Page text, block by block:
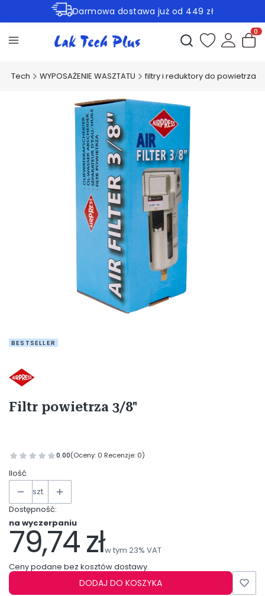
Darmowa dostawa już od 449 zł
Rabaty -30% na wybrane produkty
Otwórz
Tech WYPOSAŻENIE WASZTATU filtry i reduktory do powietrza
Etykiety
BESTSELLER
Filtr powietrza 3/8"
0.00(Oceny: 0 Recenzje: 0)
Ilość
szt.
Dostępność:
na wyczerpaniu
Cena
79,74 złw tym 23% VAT
w tym 23% VAT
Ceny podane bez kosztów dostawy.
DODAJ DO KOSZYKA